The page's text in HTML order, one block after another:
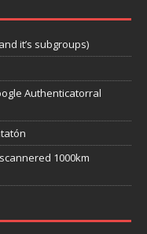
it’s subgroups)
Authenticatorral
1000km